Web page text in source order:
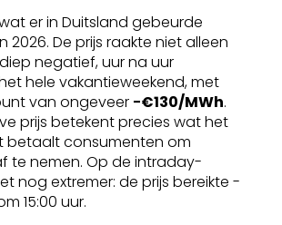
er in Duitsland gebeurde
2026. De prijs raakte niet alleen
negatief, uur na uur
hele vakantieweekend, met
van ongeveer −€130/MWh.
prijs betekent precies wat het
betaalt consumenten om
te nemen. Op de intraday-
nog extremer: de prijs bereikte -
15:00 uur.